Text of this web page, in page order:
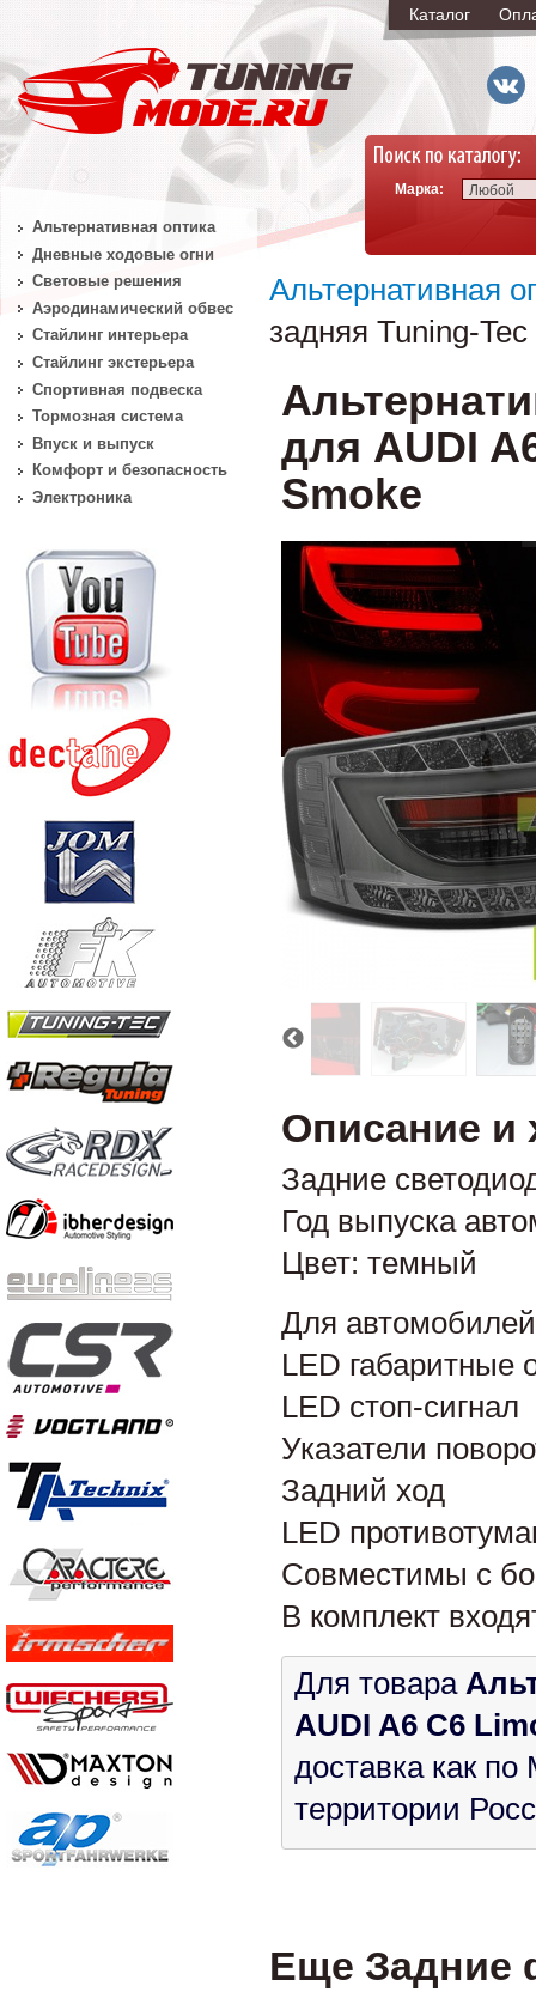
Каталог
Марка: Любой
Альтернативная
задняя Tuning-
для AUDI
Smoke
Описание и
Задние
Год выпуска
Цвет: темный
Для
LED габаритные
LED стоп-сигнал
Указатели
Задний ход
LED
Совместимы с
В комплект
Для товара
AUDI A6 C6
доставка как
территории
Еще Задние
Альтернативная оптика
Дневные ходовые огни
Световые решения
Аэродинамический обвес
Стайлинг интерьера
Стайлинг экстерьера
Спортивная подвеска
Тормозная система
Впуск и выпуск
Комфорт и безопасность
Электроника